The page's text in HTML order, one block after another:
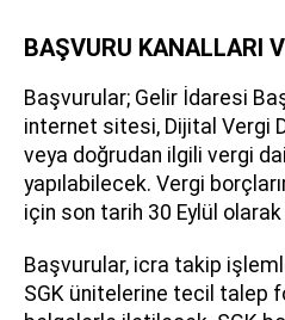
BAŞVURU KANALLARI
Başvurular; Gelir İdaresi
internet sitesi, Dijital Vergi
veya doğrudan ilgili vergi
yapılabilecek. Vergi
için son tarih 30 Eylül
Başvurular, icra takip
SGK ünitelerine tecil talep